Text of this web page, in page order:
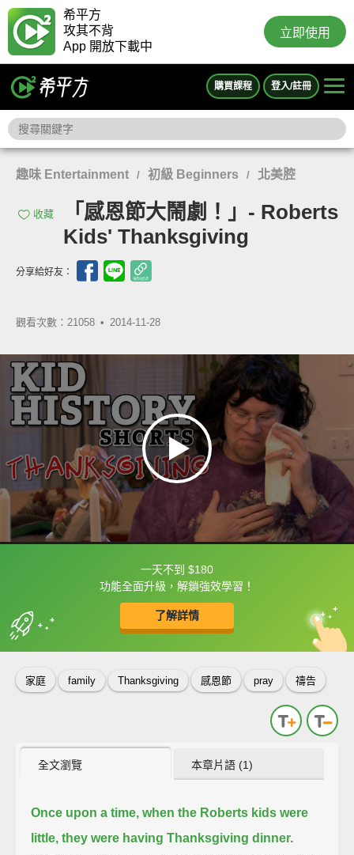
希平方
攻其不背
App 開放下載中
立即使用
購買課程 登入/註冊
趣味 Entertainment / 初級 Beginners / 北美腔
收藏
「感恩節大鬧劇！」- Roberts
Kids' Thanksgiving
分享給好友：
觀看次數：21058 • 2014-11-28
一天不到 $180
功能全面升級，解鎖強效學習！
了解詳情
框選或點兩下字幕可以直接查字典喔！
收錄佳句 中
英
家庭 family Thanksgiving 感恩節 pray 禱告
全文瀏覽 本章片語 (1)
Once upon a time, when the Roberts kids were
little, they were having Thanksgiving dinner.